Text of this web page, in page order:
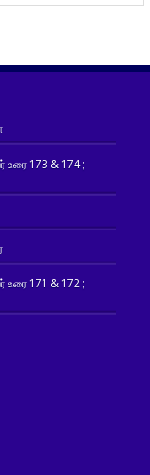
173 & 174 ;
171 & 172 ;